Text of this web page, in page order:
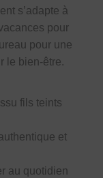
s’adapte à
pour
pour une
le bien-être.
fils teints
et
au quotidien